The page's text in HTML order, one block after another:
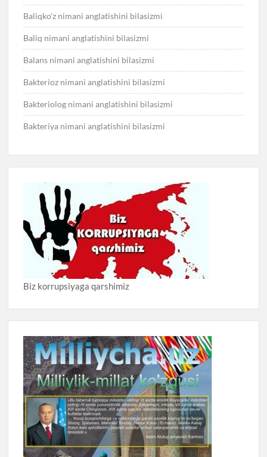
Baliqko’z nimani anglatishini bilasizmi
Baliq nimani anglatishini bilasizmi
Balans nimani anglatishini bilasizmi
Bakterioz nimani anglatishini bilasizmi
Bakteriolog nimani anglatishini bilasizmi
Bakteriya nimani anglatishini bilasizmi
Biz korrupsiyaga qarshimiz